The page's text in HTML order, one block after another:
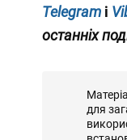
Telegram і
останніх
для